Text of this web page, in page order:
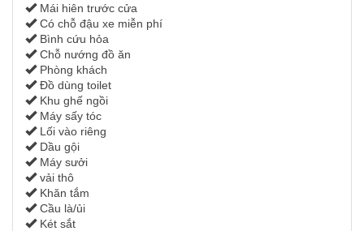
Mái hiên trước cửa
Có chỗ đậu xe miễn phí
Bình cứu hỏa
Chỗ nướng đồ ăn
Phòng khách
Đồ dùng toilet
Khu ghế ngồi
Máy sấy tóc
Lối vào riêng
Dầu gội
Máy sưởi
vải thô
Khăn tắm
Cầu là/ủi
Két sắt